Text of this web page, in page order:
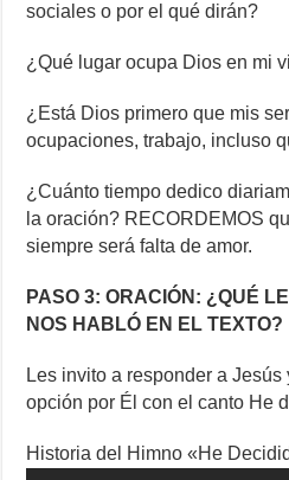
sociales o por el qué dirán?
¿Qué lugar ocupa Dios en mi
¿Está Dios primero que mis
ocupaciones, trabajo, incluso
¿Cuánto tiempo dedico
la oración? RECORDEMOS
siempre será falta de amor.
PASO 3: ORACIÓN: ¿QUÉ
NOS HABLÓ EN EL TEXTO?
Les invito a responder a Jesús
opción por Él con el canto He
Historia del Himno «He